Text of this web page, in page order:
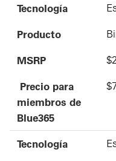
Tecnología
Producto
MSRP
Precio para
miembros de
Blue365
Tecnología